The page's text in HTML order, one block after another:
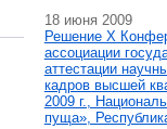
18 июня 2009
Решение X
ассоциации
аттестации
кадров высшей
2009 г.,
пуща»,